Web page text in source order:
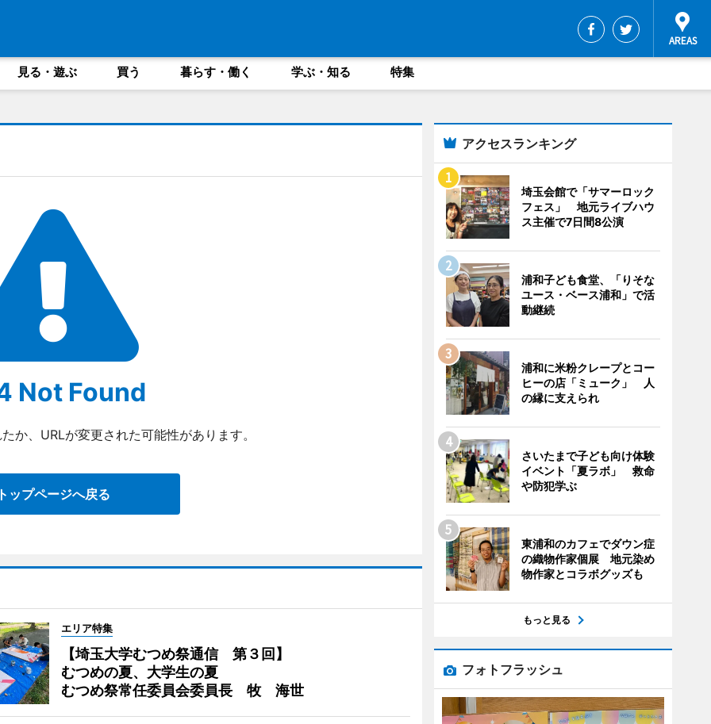
見る・遊ぶ 買う 暮らす・働く 学ぶ・知る 特集
Not Found
か、URLが変更された可能性があります。
ップページへ戻る
エリア特集
【埼玉大学むつめ祭通信 第３回】
むつめの夏、大学生の夏
むつめ祭常任委員会委員長 牧 海世
アクセスランキング
埼玉会館で「サマーロック
フェス」 地元ライブハウ
ス主催で7日間8公演
浦和子ども食堂、「りそな
ユース・ベース浦和」で活
動継続
浦和に米粉クレープとコー
ヒーの店「ミューク」 人
の縁に支えられ
さいたまで子ども向け体験
イベント「夏ラボ」 救命
や防犯学ぶ
東浦和のカフェでダウン症
の織物作家個展 地元染め
物作家とコラボグッズも
もっと見る
フォトフラッシュ